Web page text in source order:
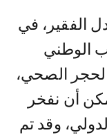
الوطني
الصحي،
أن نفخر
وقد تم